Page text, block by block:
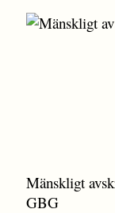
Mänskligt
GBG